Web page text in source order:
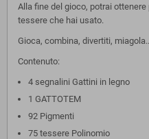
Alla fine del gioco, potrai
tessere che hai usato.
Gioca, combina, divertiti,
Contenuto:
4 segnalini Gattini in legno
1 GATTOTEM
92 Pigmenti
75 tessere Polinomio